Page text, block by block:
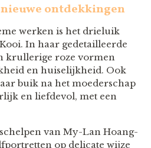
ontdekkingen
werken is het drieluik
In haar gedetailleerde
krullerige roze vormen
en huiselijkheid. Ook
buik na het moederschap
en liefdevol, met een
van My-Lan Hoang-
op delicate wijze